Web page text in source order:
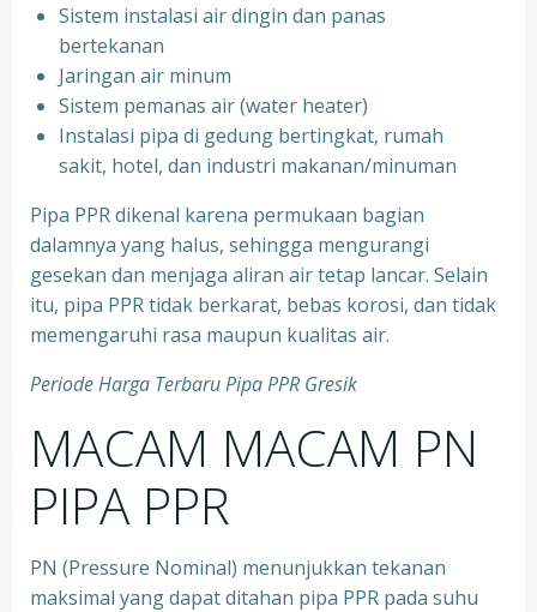
Sistem instalasi air dingin dan panas
bertekanan
⁠Jaringan air minum
⁠Sistem pemanas air (water heater)
⁠Instalasi pipa di gedung bertingkat, rumah
sakit, hotel, dan industri makanan/minuman
Pipa PPR dikenal karena permukaan bagian
dalamnya yang halus, sehingga mengurangi
gesekan dan menjaga aliran air tetap lancar. Selain
itu, pipa PPR tidak berkarat, bebas korosi, dan tidak
memengaruhi rasa maupun kualitas air.
Periode Harga Terbaru Pipa PPR Gresik
MACAM MACAM PN
PIPA PPR
PN (Pressure Nominal) menunjukkan tekanan
maksimal yang dapat ditahan pipa PPR pada suhu